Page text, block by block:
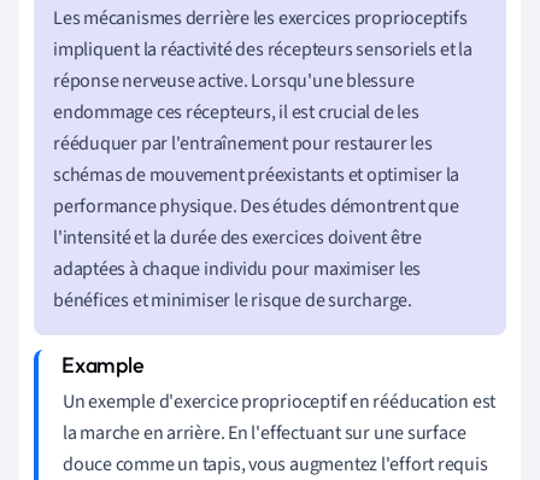
Les mécanismes derrière les exercices proprioceptifs
impliquent la réactivité des récepteurs sensoriels et la
réponse nerveuse active. Lorsqu'une blessure
endommage ces récepteurs, il est crucial de les
rééduquer par l'entraînement pour restaurer les
schémas de mouvement préexistants et optimiser la
performance physique. Des études démontrent que
l'intensité et la durée des exercices doivent être
adaptées à chaque individu pour maximiser les
bénéfices et minimiser le risque de surcharge.
Un exemple d'exercice proprioceptif en rééducation est
la marche en arrière. En l'effectuant sur une surface
douce comme un tapis, vous augmentez l'effort requis